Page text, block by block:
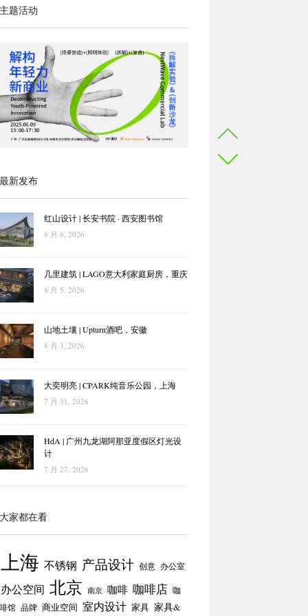
题活动
新发布
红山设计 | 长安书院 · 西安图书馆
8 月 6, 2026
几里建筑 | LAGO意大利家庭厨房，重庆
8 月 5, 2026
山地土壤 | Upturn酒吧，安徽
8 月 3, 2026
大奕明亮 | CPARK纯音乐公园，上海
7 月 31, 2026
HdA | 广州九龙湖阿那亚度假区灯光设
计
7 月 27, 2026
家都在看
上海 不锈钢 产品设计 创意 办公室
办公空间 北京 南京 咖啡 咖啡店 咖
馆 品牌 商业空间 室内设计 家具 家具&